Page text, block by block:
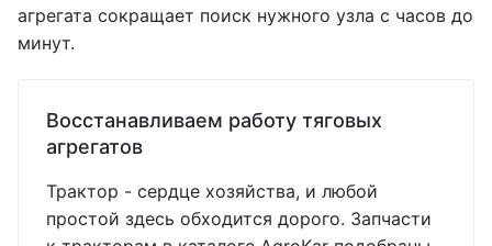
агрегата сокращает поиск нужного узла с часов до
минут.
Восстанавливаем работу тяговых
агрегатов
Трактор - сердце хозяйства, и любой
простой здесь обходится дорого. Запчасти